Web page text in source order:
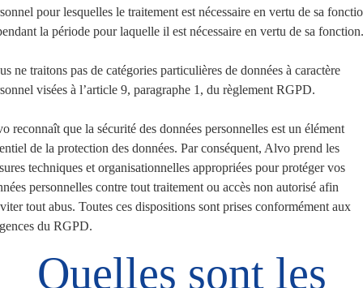
pour lesquelles le traitement est nécessaire en vertu de sa
la période pour laquelle il est nécessaire en vertu de sa fonction.
ne traitons pas de catégories particulières de données à caractère
visées à l’article 9, paragraphe 1, du règlement RGPD.
reconnaît que la sécurité des données personnelles est un élément
de la protection des données. Par conséquent, Alvo prend les
techniques et organisationnelles appropriées pour protéger vos
personnelles contre tout traitement ou accès non autorisé afin
tout abus. Toutes ces dispositions sont prises conformément aux
du RGPD.
Quelles sont les